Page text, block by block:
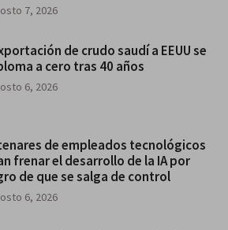
7, 2026
de crudo saudí a EEUU se
a cero tras 40 años
6, 2026
de empleados tecnológicos
frenar el desarrollo de la IA por
de que se salga de control
6, 2026